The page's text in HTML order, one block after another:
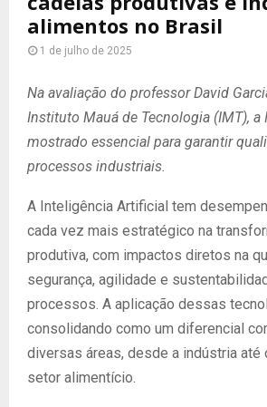
alimentos no Brasil
1 de julho de 2025
Na avaliação do professor David
Instituto Mauá de Tecnologia (IMT), a
mostrado essencial para garantir
processos industriais.
A Inteligência Artificial tem
cada vez mais estratégico na
produtiva, com impactos diretos na
segurança, agilidade e
processos. A aplicação dessas
consolidando como um diferencial
diversas áreas, desde a indústria até
setor alimentício.